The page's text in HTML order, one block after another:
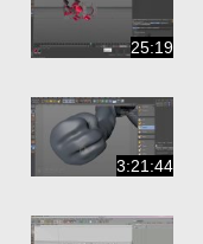
25:19
3:21:44